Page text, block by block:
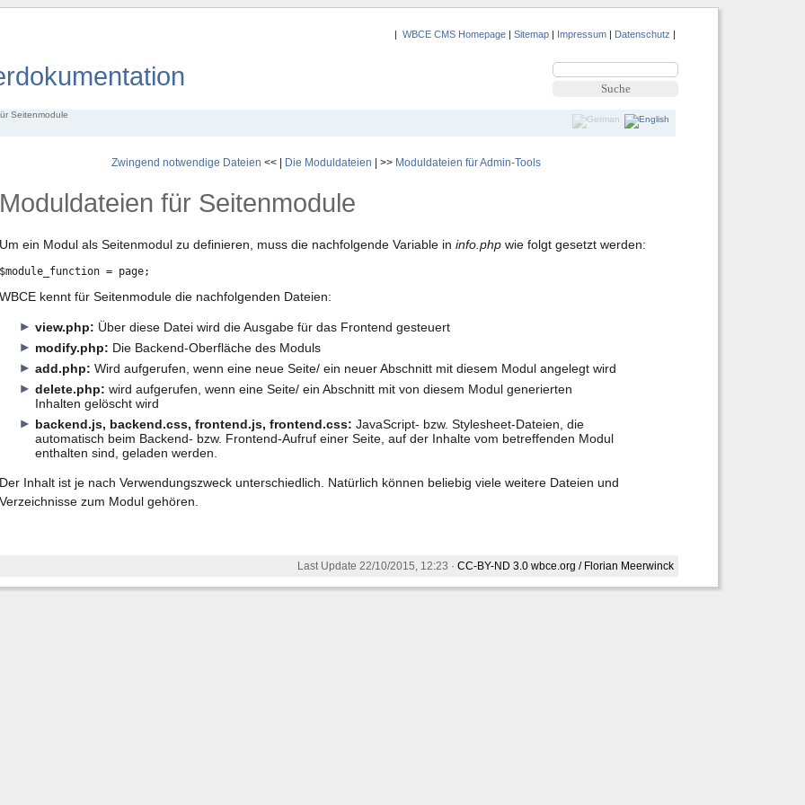
|WBCE CMS Homepage |Sitemap | Impressum | Datenschutz |
Seitenmodule
Zwingend notwendige Dateien << | Die Moduldateien | >> Moduldateien für Admin-Tools
Moduldateien für Seitenmodule
Um ein Modul als Seitenmodul zu definieren, muss die nachfolgende Variable ininfo.php wie folgt gesetzt werden:
$module_function = page;
WBCE kennt für Seitenmodule die nachfolgenden Dateien:
view.php: Über diese Datei wird die Ausgabe für das Frontend gesteuert
modify.php: Die Backend-Oberfläche des Moduls
add.php:Wird aufgerufen, wenn eine neue Seite/ ein neuer Abschnitt mit diesem Modul angelegt wird
delete.php:wird aufgerufen, wenn eine Seite/ ein Abschnitt mit von diesem Modul generierten
Inhalten gelöscht wird
backend.js, backend.css, frontend.js, frontend.css:JavaScript- bzw. Stylesheet-Dateien, die
automatisch beim Backend- bzw. Frontend-Aufruf einer Seite, auf der Inhalte vom betreffenden Modul
enthalten sind, geladen werden.
Der Inhalt ist je nach Verwendungszweck unterschiedlich. Natürlich können beliebig viele weitere Dateien und
Verzeichnisse zum Modul gehören.
Last Update 22/10/2015, 12:23 · CC-BY-ND 3.0 wbce.org / Florian Meerwinck